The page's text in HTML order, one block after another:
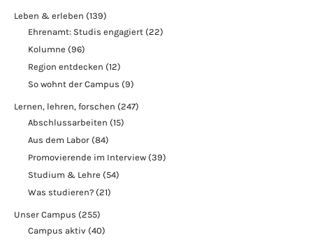
Leben & erleben (139)
Ehrenamt: Studis engagiert (22)
Kolumne (96)
Region entdecken (12)
So wohnt der Campus (9)
Lernen, lehren, forschen (247)
Abschlussarbeiten (15)
Aus dem Labor (84)
Promovierende im Interview (39)
Studium & Lehre (54)
Was studieren? (21)
Unser Campus (255)
Campus aktiv (40)